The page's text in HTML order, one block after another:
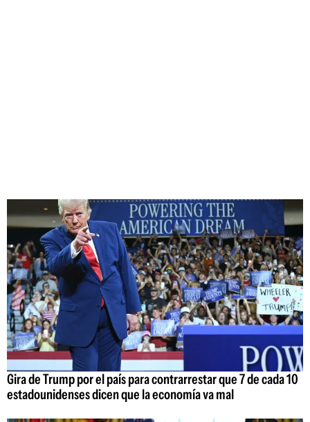
Gira de Trump por el país para contrarrestar que 7 de cada 10
estadounidenses dicen que la economía va mal